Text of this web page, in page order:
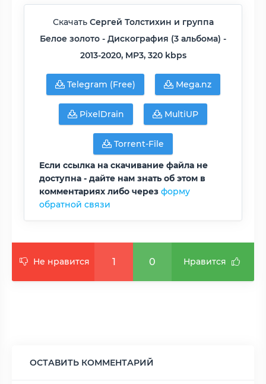
Скачать Сергей Толстихин и группа
Белое золото - Дискография (3 альбома) -
2013-2020, MP3, 320 kbps
Telegram (Free) Mega.nz
PixelDrain MultiUP
Torrent-File
Если ссылка на скачивание файла не
доступна - дайте нам знать об этом в
комментариях либо через форму
обратной связи
Не нравится 1 0 Нравится
ОСТАВИТЬ КОММЕНТАРИЙ